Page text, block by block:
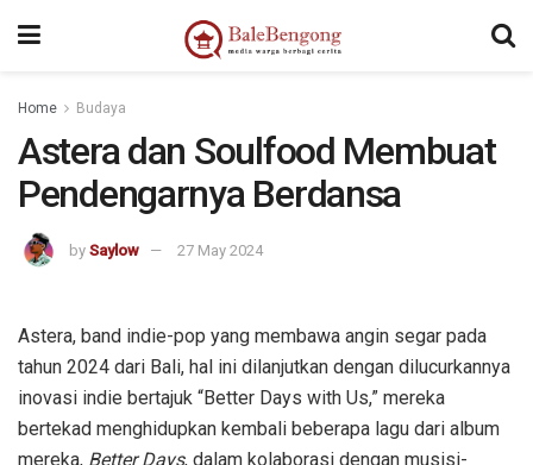
Home Budaya
Astera dan Soulfood Membuat
Pendengarnya Berdansa
by Saylow 27 May 2024
Astera, band indie-pop yang membawa angin segar pada
tahun 2024 dari Bali, hal ini dilanjutkan dengan dilucurkannya
inovasi indie bertajuk “Better Days with Us,” mereka
bertekad menghidupkan kembali beberapa lagu dari album
mereka, Better Days, dalam kolaborasi dengan musisi-